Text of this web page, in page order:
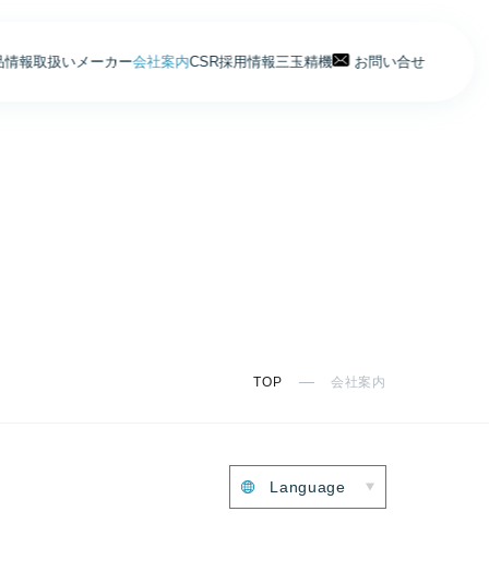
情報取扱いメーカー会社案内CSR採用情報三玉精機 お問い合せ
TOP 会社案内
Language